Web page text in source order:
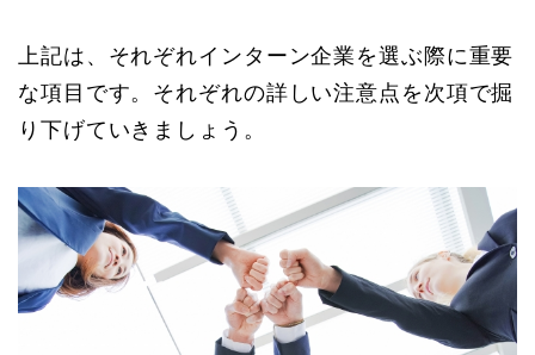
上記は、それぞれインターン企業を選ぶ際に重要
な項目です。それぞれの詳しい注意点を次項で掘
り下げていきましょう。